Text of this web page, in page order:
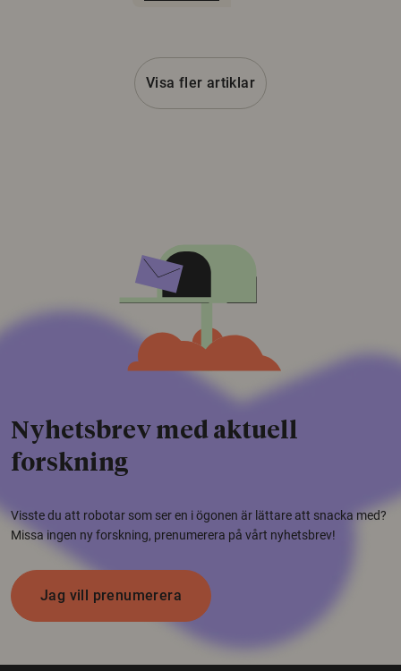
Visa fler artiklar
Nyhetsbrev med aktuell
forskning
Visste du att robotar som ser en i ögonen är lättare att snacka med?
Missa ingen ny forskning, prenumerera på vårt nyhetsbrev!
Jag vill prenumerera